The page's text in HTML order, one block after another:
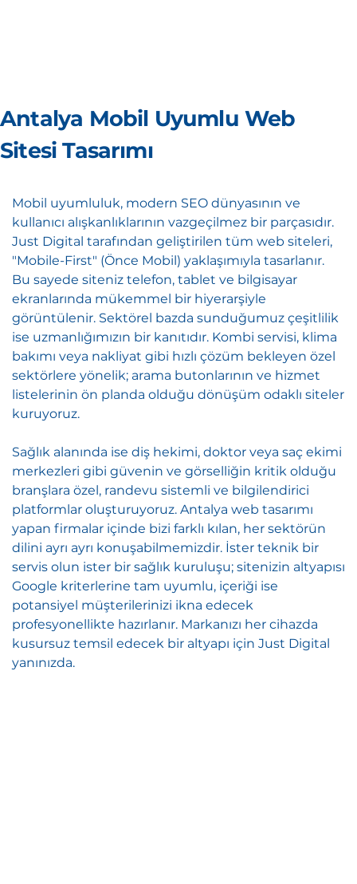
Antalya Mobil Uyumlu Web
Sitesi Tasarımı
Mobil uyumluluk, modern SEO dünyasının ve
kullanıcı alışkanlıklarının vazgeçilmez bir parçasıdır.
Just Digital tarafından geliştirilen tüm web siteleri,
"Mobile-First" (Önce Mobil) yaklaşımıyla tasarlanır.
Bu sayede siteniz telefon, tablet ve bilgisayar
ekranlarında mükemmel bir hiyerarşiyle
görüntülenir. Sektörel bazda sunduğumuz çeşitlilik
ise uzmanlığımızın bir kanıtıdır. Kombi servisi, klima
bakımı veya nakliyat gibi hızlı çözüm bekleyen özel
sektörlere yönelik; arama butonlarının ve hizmet
listelerinin ön planda olduğu dönüşüm odaklı siteler
kuruyoruz.
Sağlık alanında ise diş hekimi, doktor veya saç ekimi
merkezleri gibi güvenin ve görselliğin kritik olduğu
branşlara özel, randevu sistemli ve bilgilendirici
platformlar oluşturuyoruz. Antalya web tasarımı
yapan firmalar içinde bizi farklı kılan, her sektörün
dilini ayrı ayrı konuşabilmemizdir. İster teknik bir
servis olun ister bir sağlık kuruluşu; sitenizin altyapısı
Google kriterlerine tam uyumlu, içeriği ise
potansiyel müşterilerinizi ikna edecek
profesyonellikte hazırlanır. Markanızı her cihazda
kusursuz temsil edecek bir altyapı için Just Digital
yanınızda.